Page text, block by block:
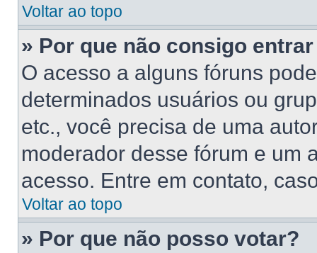
Voltar ao topo
» Por que não consigo
O acesso a alguns fóruns
determinados usuários ou
etc., você precisa de uma
moderador desse fórum e um
acesso. Entre em contato,
Voltar ao topo
» Por que não posso votar?